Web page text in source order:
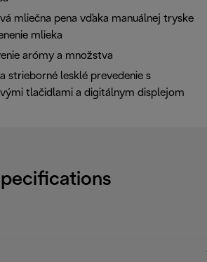
mliečna pena vďaka manuálnej tryske
mlieka
arómy a množstva
strieborné lesklé prevedenie s
tlačidlami a digitálnym displejom